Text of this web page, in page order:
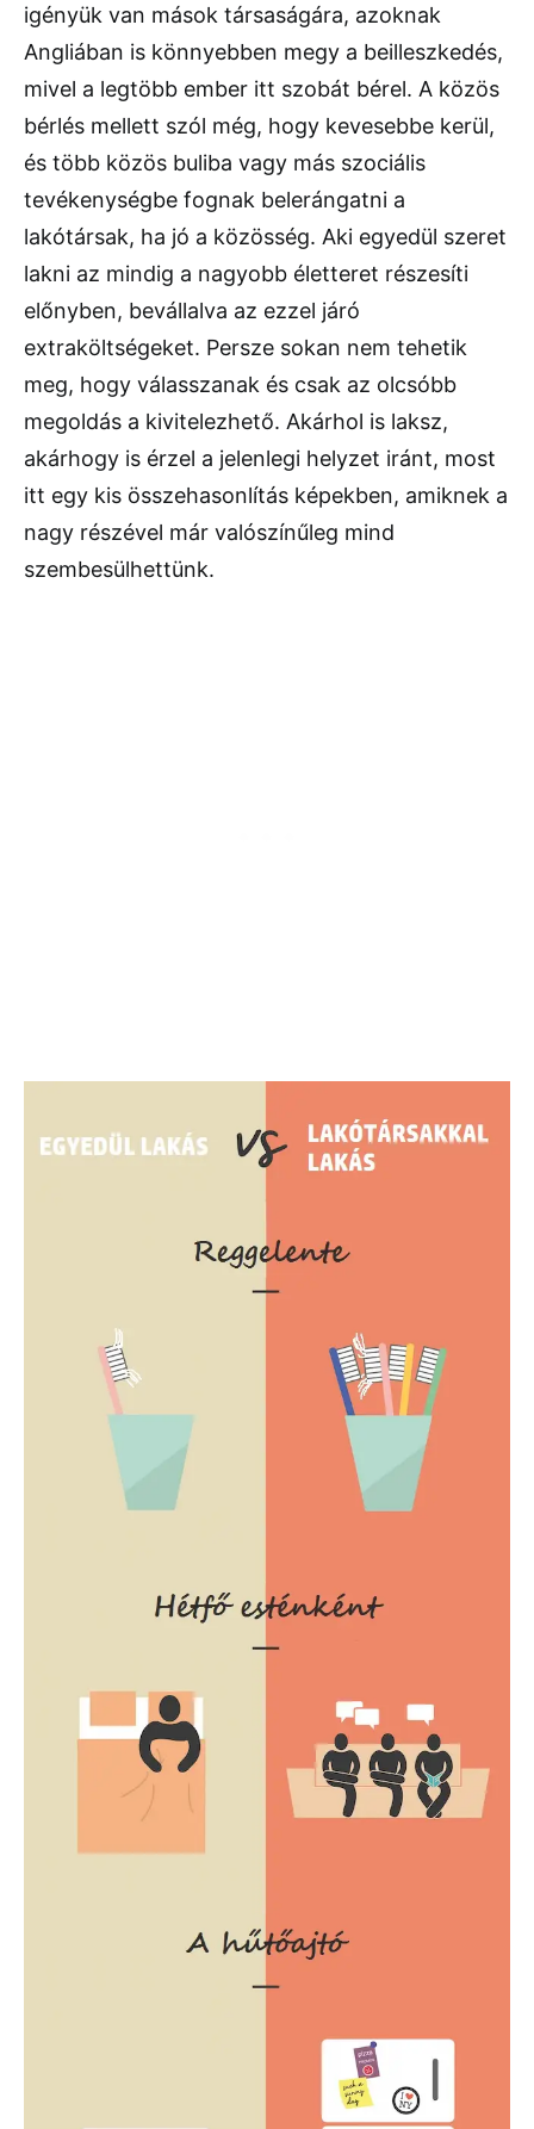
igényük van mások társaságára, azoknak
Angliában is könnyebben megy a beilleszkedés,
mivel a legtöbb ember itt szobát bérel. A közös
bérlés mellett szól még, hogy kevesebbe kerül,
és több közös buliba vagy más szociális
tevékenységbe fognak belerángatni a
lakótársak, ha jó a közösség. Aki egyedül szeret
lakni az mindig a nagyobb életteret részesíti
előnyben, bevállalva az ezzel járó
extraköltségeket. Persze sokan nem tehetik
meg, hogy válasszanak és csak az olcsóbb
megoldás a kivitelezhető. Akárhol is laksz,
akárhogy is érzel a jelenlegi helyzet iránt, most
itt egy kis összehasonlítás képekben, amiknek a
nagy részével már valószínűleg mind
szembesülhettünk.